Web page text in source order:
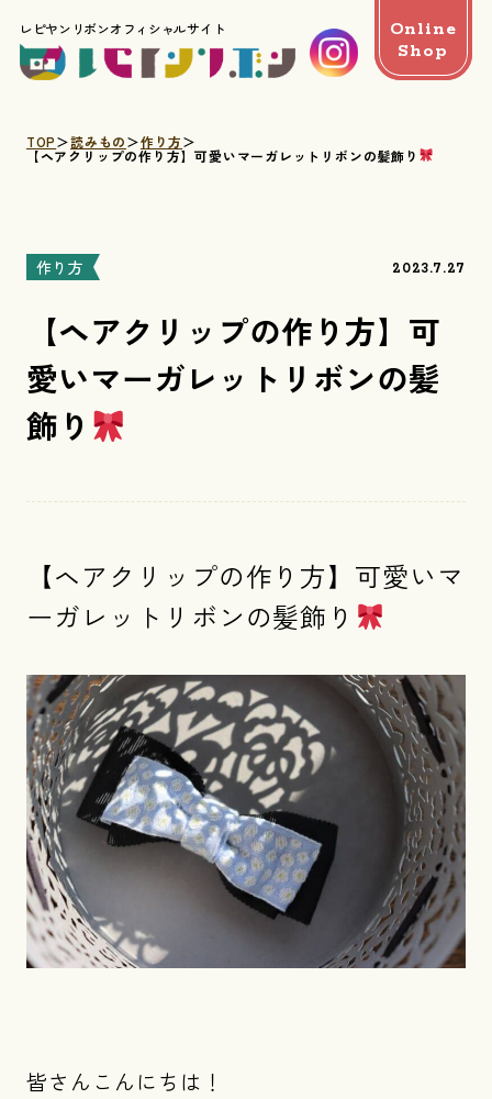
レピヤンリボンオフィシャルサイト
Online
Shop
TOP 読みもの 作り方
【ヘアクリップの作り方】可愛いマーガレットリボンの髪飾り
作り方 2023.7.27
【ヘアクリップの作り方】可
愛いマーガレットリボンの髪
飾り
【ヘアクリップの作り方】可愛いマ
ーガレットリボンの髪飾り
皆さんこんにちは！